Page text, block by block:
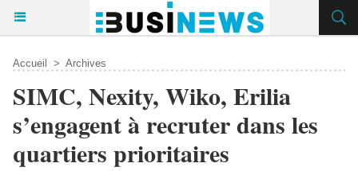
Accueil > Archives
SIMC, Nexity, Wiko, Erilia
s’engagent à recruter dans les
quartiers prioritaires